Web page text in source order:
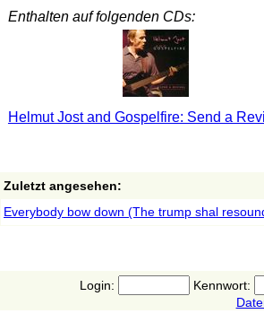
Enthalten auf folgenden CDs:
Helmut Jost and Gospelfire: Send a
Zuletzt angesehen:
Everybody bow down (The trump shal
Login:
Kennwort: